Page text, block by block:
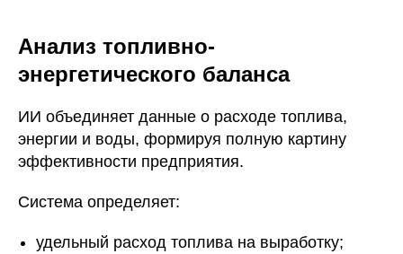
Анализ топливно-
энергетического баланса
ИИ объединяет данные о расходе топлива,
энергии и воды, формируя полную картину
эффективности предприятия.
Система определяет:
удельный расход топлива на выработку;